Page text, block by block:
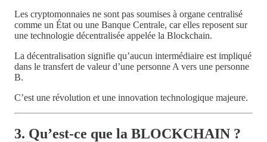
Les cryptomonnaies ne sont pas soumises à organe centralisé
comme un État ou une Banque Centrale, car elles reposent sur
une technologie décentralisée appelée la Blockchain.
La décentralisation signifie qu’aucun intermédiaire est impliqué
dans le transfert de valeur d’une personne A vers une personne
B.
C’est une révolution et une innovation technologique majeure.
3. Qu’est-ce que la BLOCKCHAIN ?